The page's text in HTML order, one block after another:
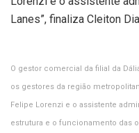
Lanes”, finaliza Cleiton
O gestor comercial da filial da
os gestores da região
Felipe Lorenzi e o assistente
estrutura e o funcionamento das